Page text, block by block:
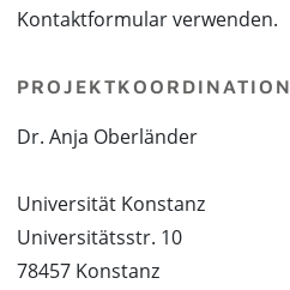
Kontaktformular verwenden.
PROJEKTKOORDINATION
Dr. Anja Oberländer
Universität Konstanz
Universitätsstr. 10
78457 Konstanz